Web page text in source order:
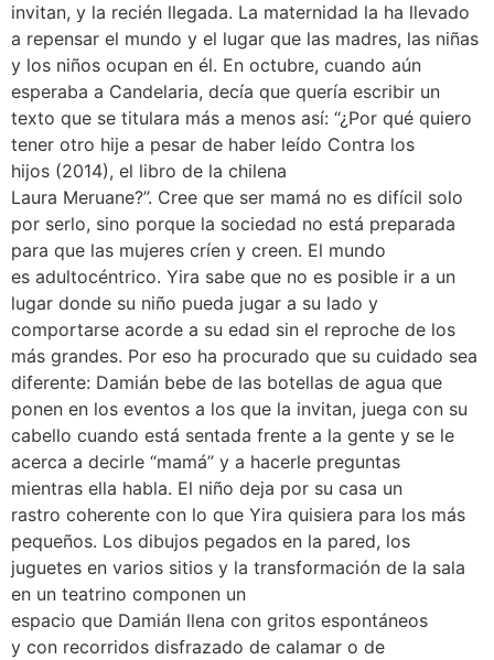
invitan, y la recién llegada. La maternidad la ha llevado
a repensar el mundo y el lugar que las madres, las niñas
y los niños ocupan en él. En octubre, cuando aún
esperaba a Candelaria, decía que quería escribir un
texto que se titulara más a menos así: “¿Por qué quiero
tener otro hije a pesar de haber leído Contra los
hijos (2014), el libro de la chilena
Laura Meruane?”. Cree que ser mamá no es difícil solo
por serlo, sino porque la sociedad no está preparada
para que las mujeres críen y creen. El mundo
es adultocéntrico. Yira sabe que no es posible ir a un
lugar donde su niño pueda jugar a su lado y
comportarse acorde a su edad sin el reproche de los
más grandes. Por eso ha procurado que su cuidado sea
diferente: Damián bebe de las botellas de agua que
ponen en los eventos a los que la invitan, juega con su
cabello cuando está sentada frente a la gente y se le
acerca a decirle “mamá” y a hacerle preguntas
mientras ella habla. El niño deja por su casa un
rastro coherente con lo que Yira quisiera para los más
pequeños. Los dibujos pegados en la pared, los
juguetes en varios sitios y la transformación de la sala
en un teatrino componen un
espacio que Damián llena con gritos espontáneos
y con recorridos disfrazado de calamar o de